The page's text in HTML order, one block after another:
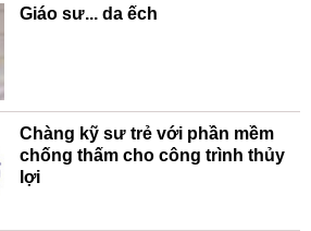
Giáo sư... da ếch
Chàng kỹ sư trẻ với phần mềm
chống thấm cho công trình thủy
lợi